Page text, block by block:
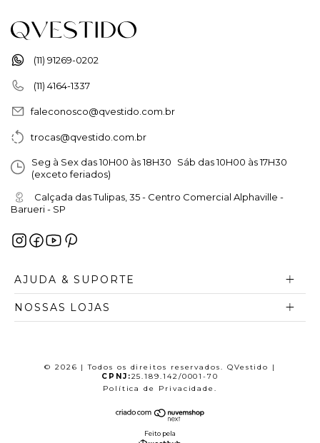
(11) 91269-0202
(11) 4164-1337
faleconosco@qvestido.com.br
trocas@qvestido.com.br
Seg à Sex das 10H00 às 18H30 Sáb das 10H00 às 17H30
(exceto feriados)
Calçada das Tulipas, 35 - Centro Comercial Alphaville -
Barueri - SP
AJUDA & SUPORTE
NOSSAS LOJAS
© 2026 | Todos os direitos reservados. QVestido |
CPNJ:25.189.142/0001-70
Política de Privacidade.
Feito pela